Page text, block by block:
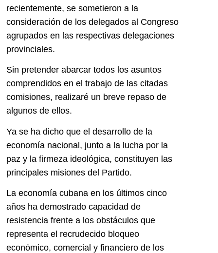
recientemente, se sometieron a la
consideración de los delegados al Congreso
agrupados en las respectivas delegaciones
provinciales.
Sin pretender abarcar todos los asuntos
comprendidos en el trabajo de las citadas
comisiones, realizaré un breve repaso de
algunos de ellos.
Ya se ha dicho que el desarrollo de la
economía nacional, junto a la lucha por la
paz y la firmeza ideológica, constituyen las
principales misiones del Partido.
La economía cubana en los últimos cinco
años ha demostrado capacidad de
resistencia frente a los obstáculos que
representa el recrudecido bloqueo
económico, comercial y financiero de los